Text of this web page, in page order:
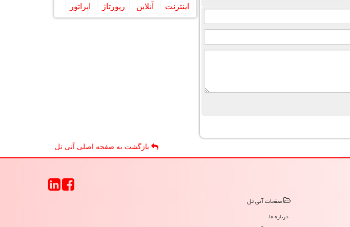
اینترنت
آنلاین رپورتاژ اپراتور
بازگشت به صفحه اصلی آنی تل
صفحات آنی تل
درباره ما